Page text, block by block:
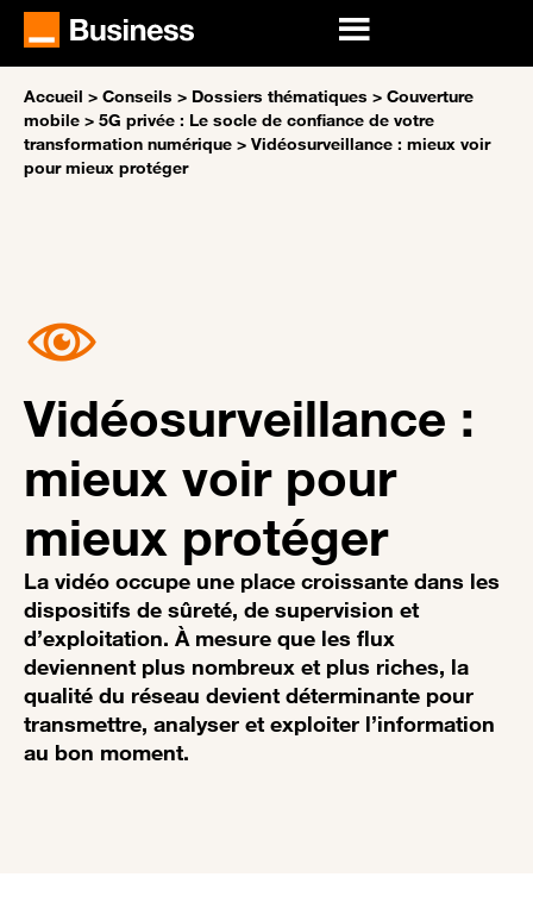
Accueil > Conseils > Dossiers thématiques > Couverture
mobile > 5G privée : Le socle de confiance de votre
transformation numérique > Vidéosurveillance : mieux voir
pour mieux protéger
Vidéosurveillance :
mieux voir pour
mieux protéger
La vidéo occupe une place croissante dans les
dispositifs de sûreté, de supervision et
d’exploitation. À mesure que les flux
deviennent plus nombreux et plus riches, la
qualité du réseau devient déterminante pour
transmettre, analyser et exploiter l’information
au bon moment.